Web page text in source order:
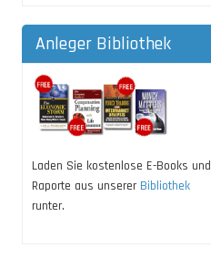
Anleger Bibliothek
Laden Sie kostenlose E-Books und
Raporte aus unserer Bibliothek
runter.